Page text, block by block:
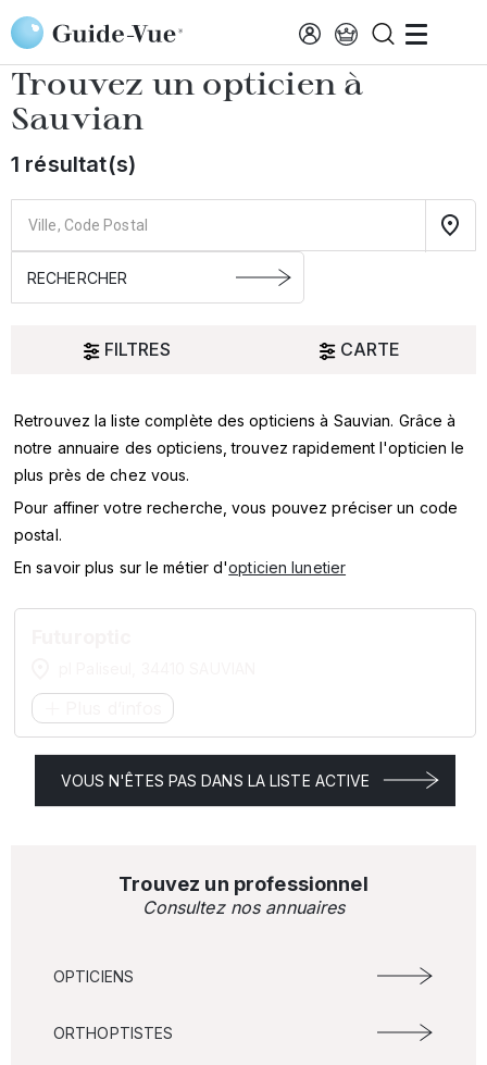
Aller au contenu principal
Accueil Choisir mon opticien
Trouvez un opticien à
Sauvian
1 résultat(s)
FILTRES CARTE
Oui
SERVICES
MARQUES
Retrouvez la liste complète des opticiens à Sauvian. Grâce à
notre annuaire des opticiens, trouvez rapidement l'opticien le
plus près de chez vous.
Pour affiner votre recherche, vous pouvez préciser un code
postal.
En savoir plus sur le métier d'opticien lunetier
VOUS N'ÊTES PAS DANS LA LISTE ACTIVE
Trouvez un professionnel
Consultez nos annuaires
OPTICIENS
ORTHOPTISTES